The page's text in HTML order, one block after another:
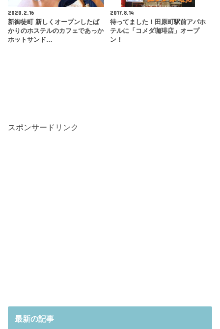
2020.2.16
新御徒町 新しくオープンしたば
かりのホステルのカフェであっか
ホットサンド…
2017.8.14
待ってました！田原町駅前アパホ
テルに「コメダ珈琲店」オープ
ン！
スポンサードリンク
最新の記事